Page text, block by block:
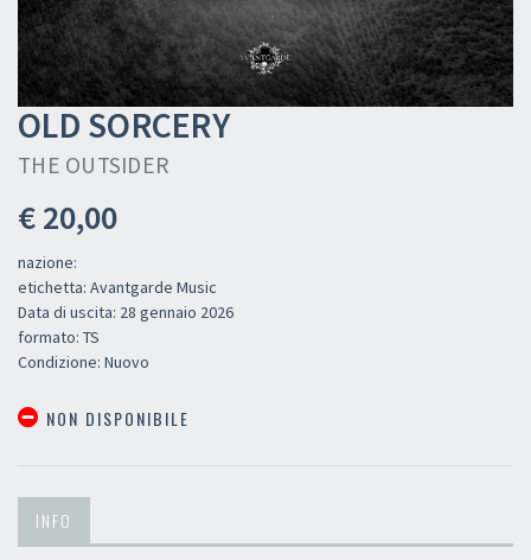
OLD SORCERY
THE OUTSIDER
€ 20,00
nazione:
etichetta: Avantgarde Music
Data di uscita: 28 gennaio 2026
formato: TS
Condizione: Nuovo
NON DISPONIBILE
INFO